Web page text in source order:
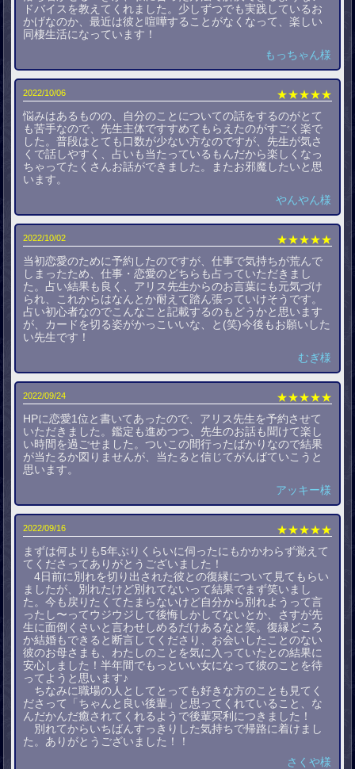
ドバイスを教えてくれました。少しずつでも実践しているお
かげなのか、最近は彼と喧嘩することがなくなって、楽しい
同棲生活になっています！
もっちゃん様
2022/10/06
★★★★★
悩みはあるものの、自分のことについての話をするのがとて
も苦手なので、先生主体ですすめてもらえたのがすごく楽で
した。普段はとても口数が少ない方なのですが、先生が気さ
くで話しやすく、占いも当たっているもんだから楽しくなっ
ちゃってたくさんお話ができました。またお邪魔したいと思
います。
やんやん様
2022/10/02
★★★★★
当初恋愛のために予約したのですが、仕事で気持ちが荒んで
しまったため、仕事・恋愛のどちらも占っていただきまし
た。占い結果も良く、アリス先生からのお言葉にも元気づけ
られ、これからはなんとか耐えて踏ん張っていけそうです。
占い初心者なのでこんなこと記載するのもどうかと思います
が、カードを切る姿がかっこいいな、と(笑)今後もお願いした
い先生です！
むぎ様
2022/09/24
★★★★★
HPに恋愛1位と書いてあったので、アリス先生を予約させて
いただきました。鑑定も進めつつ、先生のお話も聞けて楽し
い時間を過ごせました。ついこの間行ったばかりなので結果
が当たるか図りませんが、当たると信じてがんばていこうと
思います。
アッキー様
2022/09/16
★★★★★
まずは何よりも5年ぶりくらいに伺ったにもかかわらず覚えて
てくださってありがとうございました！
4日前に別れを切り出された彼との復縁について見てもらい
ましたが、別れたけど別れてないって結果でまず笑いまし
た。今も戻りたくてたまらないけど自分から別れようって言
ったし〜ってウジウジして後悔しかしてないとか、さすが先
生に面倒くさいと言わせしめるだけあるなと笑。復縁どころ
か結婚もできると断言してくださり、お会いしたことのない
彼のお母さまも、わたしのことを気に入っていたとの結果に
安心しました！半年間でもっといい女になって彼のことを待
ってようと思います♪
ちなみに職場の人としてとっても好きな方のことも見てく
ださって「ちゃんと良い後輩」と思ってくれていること、な
んだかんだ癒されてくれるようで後輩冥利につきました！
別れてからいちばんすっきりした気持ちで帰路に着けまし
た。ありがとうございました！！
さくや様